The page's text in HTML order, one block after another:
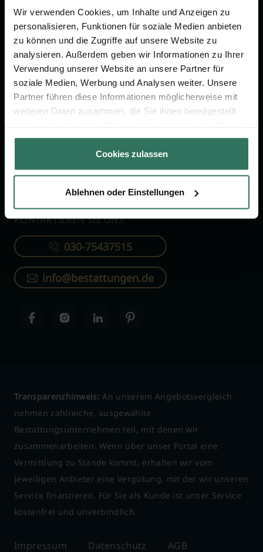
Wir verwenden Cookies, um Inhalte und Anzeigen zu
personalisieren, Funktionen für soziale Medien anbieten
zu können und die Zugriffe auf unsere Website zu
analysieren. Außerdem geben wir Informationen zu Ihrer
Verwendung unserer Website an unsere Partner für
soziale Medien, Werbung und Analysen weiter. Unsere
Partner führen diese Informationen möglicherweise mit
weiteren Daten zusammen, die Sie ihnen bereitgestellt
gesammelt haben.
Cookies zulassen
Ablehnen oder Einstellungen
FÜR SIE
Vergleich
Ratgeber
Verzeichnis
FÜR BESTATTER
Online-Portal
Kostenlos registrieren
KONTAKTIEREN SIE UNS
030-75437515
info@bestattungen.de
Transparenzhinweis: An unserem Angebotsvergleich
nehmen zahlreiche, ausgewählte
Bestattungsunternehmen teil, mit denen wir
zusammenarbeiten. Wenn über unser Portal eine
Vermittlung zu Stande kommt, erhalten wir vom
jeweiligen Anbieter eine Vergütung, mit der wir unseren
Service finanzieren. Für Sie als Kunde ist unser Service
kostenfrei und unverbindlich.
Impressum Datenschutz AGB